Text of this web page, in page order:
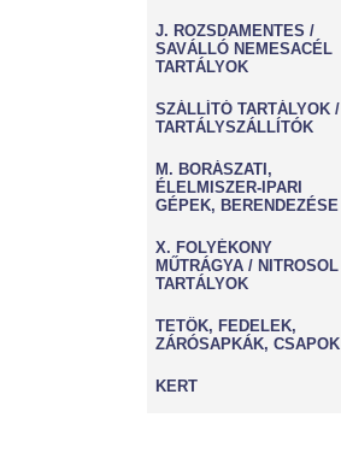
J. ROZSDAMENTES /
SAVÁLLÓ NEMESACÉL
TARTÁLYOK
SZÁLLÍTÓ TARTÁLYOK /
TARTÁLYSZÁLLÍTÓK
M. BORÁSZATI,
ÉLELMISZER-IPARI
GÉPEK, BERENDEZÉSE
X. FOLYÉKONY
MŰTRÁGYA / NITROSOL
TARTÁLYOK
TETŐK, FEDELEK,
ZÁRÓSAPKÁK, CSAPOK
KERT